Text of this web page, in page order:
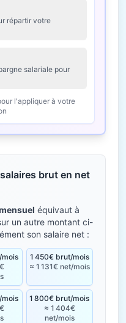
répartir votre
salariale pour
l'appliquer à votre
brut en net
équivaut à
un autre montant ci-
son salaire net :
1 450€ brut/mois
≈ 1 131€ net/mois
mois
1 800€ brut/mois
≈ 1 404€
net/mois